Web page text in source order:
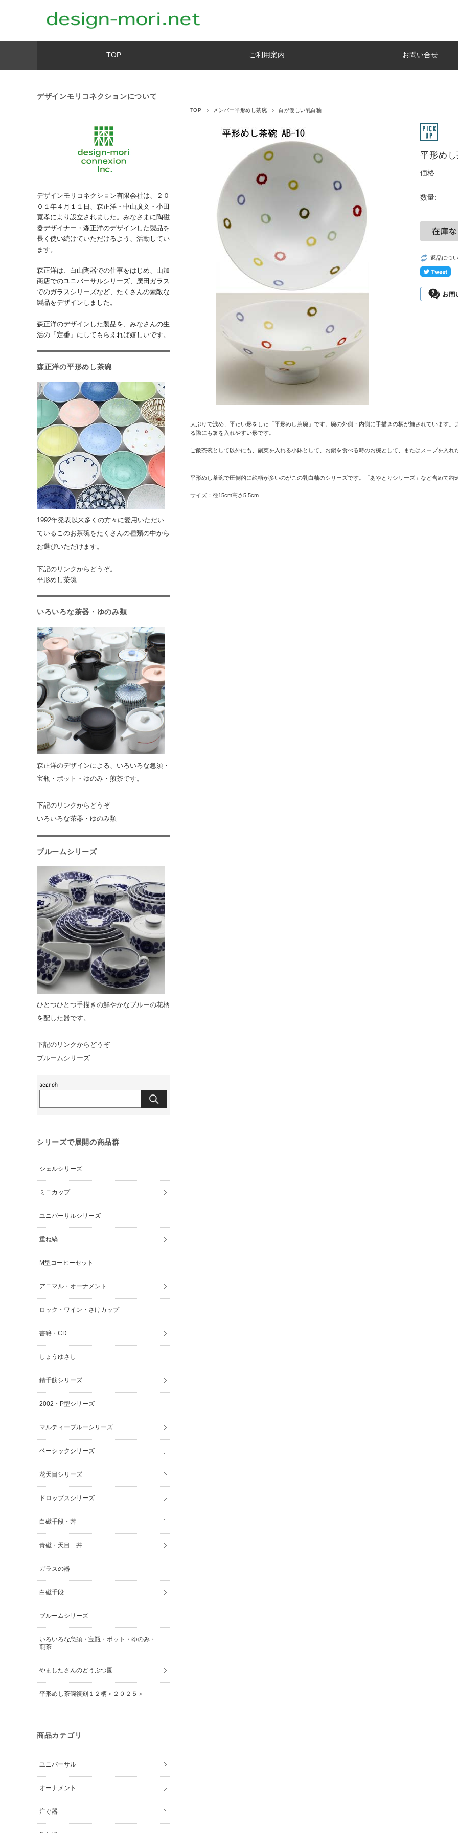
TOP ご利用案内 お問い合せ
TOP メンバー平形めし茶碗 白が優しい乳白釉
平形め
価格:
数量:
返品につ
大ぶりで浅め、平たい形をした「平形めし茶碗」です。碗の外側・内側に手描きの柄が施されています
る際にも箸を入れやすい形です。
ご飯茶碗として以外にも、副菜を入れる小鉢として、お鍋を食べる時のお椀として、またはスープを入れ
平形めし茶碗で圧倒的に絵柄が多いのがこの乳白釉のシリーズです。「あやとりシリーズ」など含めて約
サイズ：径15cm高さ5.5cm
デザインモリコネクションについて
デザインモリコネクション有限会社は、２０
０１年４月１１日、森正洋・中山廣文・小田
寛孝により設立されました。みなさまに陶磁
器デザイナー・森正洋のデザインした製品を
長く使い続けていただけるよう、活動してい
ます。
森正洋は、白山陶器での仕事をはじめ、山加
商店でのユニバーサルシリーズ、廣田ガラス
でのガラスシリーズなど、たくさんの素敵な
製品をデザインしました。
森正洋のデザインした製品を、みなさんの生
活の「定番」にしてもらえれば嬉しいです。
森正洋の平形めし茶碗
1992年発表以来多くの方々に愛用いただい
ているこのお茶碗をたくさんの種類の中から
お選びいただけます。
下記のリンクからどうぞ。
平形めし茶碗
いろいろな茶器・ゆのみ類
森正洋のデザインによる、いろいろな急須・
宝瓶・ポット・ゆのみ・煎茶です。
下記のリンクからどうぞ
いろいろな茶器・ゆのみ類
ブルームシリーズ
ひとつひとつ手描きの鮮やかなブルーの花柄
を配した器です。
下記のリンクからどうぞ
ブルームシリーズ
シリーズで展開の商品群
シェルシリーズ
ミニカップ
ユニバーサルシリーズ
重ね縞
M型コーヒーセット
アニマル・オーナメント
ロック・ワイン・さけカップ
書籍・CD
しょうゆさし
錆千筋シリーズ
2002・P型シリーズ
マルティーブルーシリーズ
ベーシックシリーズ
花天目シリーズ
ドロップスシリーズ
白磁千段・丼
青磁・天目 丼
ガラスの器
白磁千段
ブルームシリーズ
いろいろな急須・宝瓶・ポット・ゆのみ・
煎茶
やましたさんのどうぶつ園
平形めし茶碗復刻１２柄＜２０２５＞
商品カテゴリ
ユニバーサル
オーナメント
注ぐ器